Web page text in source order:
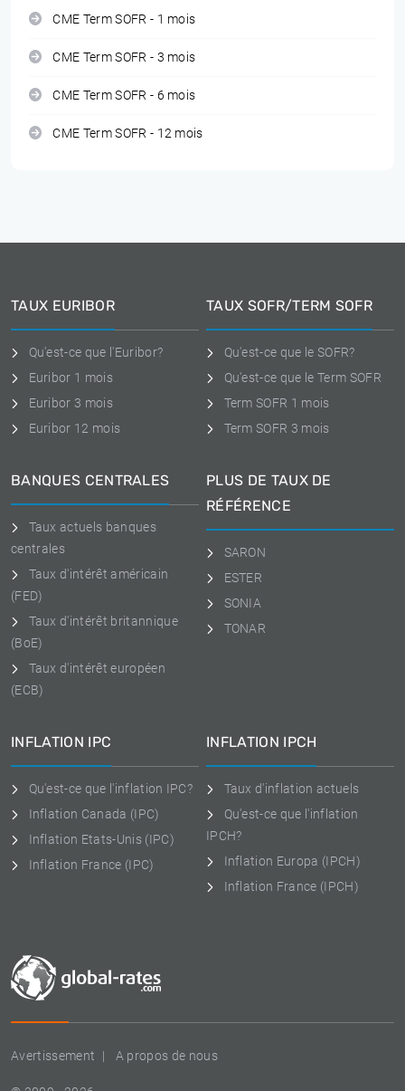
CME Term SOFR - 1 mois
CME Term SOFR - 3 mois
CME Term SOFR - 6 mois
CME Term SOFR - 12 mois
Avertissement A propos de nous
TAUX EURIBOR
Qu'est-ce que l'Euribor?
Euribor 1 mois
Euribor 3 mois
Euribor 12 mois
TAUX SOFR/TERM SOFR
Qu'est-ce que le SOFR?
Qu'est-ce que le Term SOFR
Term SOFR 1 mois
Term SOFR 3 mois
BANQUES CENTRALES
Taux actuels banques
centrales
Taux d'intérêt américain
(FED)
Taux d'intérêt britannique
(BoE)
Taux d'intérêt européen
(ECB)
PLUS DE TAUX DE
RÉFÉRENCE
SARON
ESTER
SONIA
TONAR
INFLATION IPC
Qu'est-ce que l'inflation IPC?
Inflation Canada (IPC)
Inflation Etats-Unis (IPC)
Inflation France (IPC)
INFLATION IPCH
Taux d'inflation actuels
Qu'est-ce que l'inflation
IPCH?
Inflation Europa (IPCH)
Inflation France (IPCH)